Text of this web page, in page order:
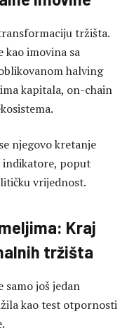
tržišta.
kao imovina sa
halving
kapitala, on-chain
njegovo kretanje
poput
vrijednost.
Kraj
tržišta
još jedan
kao test otpornosti